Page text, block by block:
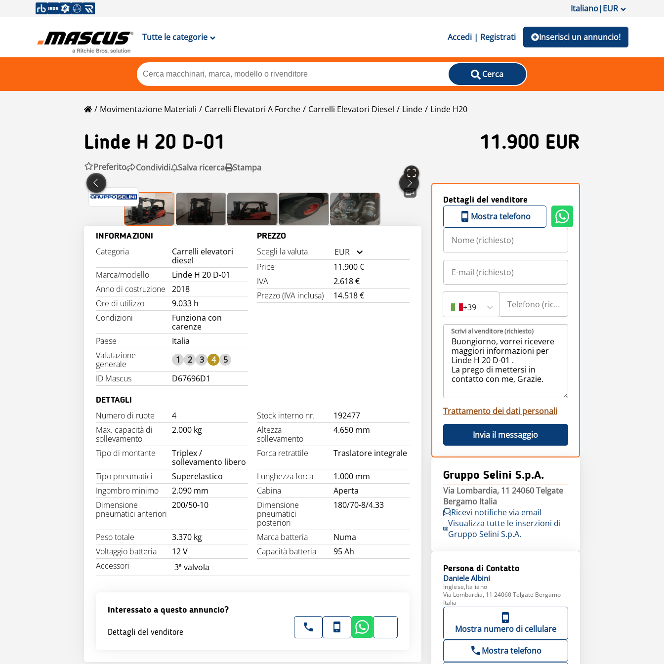
Italiano|EUR
Tutte le categorie Accedi | Registrati Inserisci un annuncio!
Cerca
Movimentazione Materiali Carrelli Elevatori A Forche Carrelli Elevatori Diesel Linde Linde H20
Linde H 20 D-01 11.900 EUR
Preferito Condividi Salva ricerca Stampa
5
INFORMAZIONI
Categoria
Carrelli elevatori
diesel
Marca/modello
Linde H 20 D-01
Anno di costruzione
2018
Ore di utilizzo
9.033 h
Condizioni
Funziona con
carenze
Paese
Italia
Valutazione
generale
1 2 3 4
5
ID Mascus
D67696D1
PREZZO
Scegli la valuta
EUR
Price
11.900 €
IVA
2.618 €
Prezzo (IVA inclusa)
14.518 €
DETTAGLI
Numero di ruote 4 Stock interno nr.
192477
Max. capacità di
sollevamento
2.000 kg
Altezza
sollevamento
4.650 mm
Tipo di montante
Triplex /
sollevamento libero
Forca retrattile Traslatore integrale
Tipo pneumatici Superelastico Lunghezza forca
1.000 mm
Ingombro minimo
2.090 mm Cabina
Aperta
Dimensione
pneumatici anteriori
200/50-10
Dimensione
pneumatici
posteriori
180/70-8/4.33
Peso totale 3.370 kg Marca batteria
Numa
Voltaggio batteria
12 V Capacità batteria
95 Ah
Accessori
3ª valvola
Interessato a questo annuncio?
Dettagli del venditore
Dettagli del venditore
Mostra telefono
+39
Scrivi al venditore (richiesto)
Trattamento dei dati personali
Invia il messaggio
Gruppo Selini S.p.A.
Via Lombardia, 11 24060 Telgate
Bergamo Italia
Ricevi notifiche via email
Visualizza tutte le inserzioni di
Gruppo Selini S.p.A.
Persona di Contatto
Daniele Albini
Inglese,Italiano
Via Lombardia, 11 24060 Telgate Bergamo
Italia
Mostra numero di cellulare
Mostra telefono